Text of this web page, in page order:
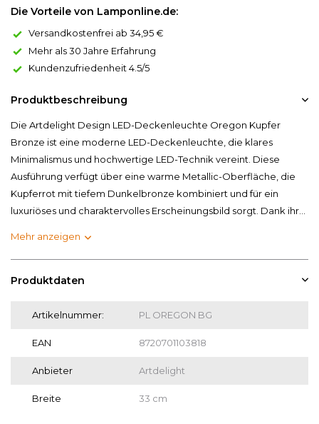
Die Vorteile von Lamponline.de:
Versandkostenfrei ab 34,95 €
Mehr als 30 Jahre Erfahrung
Kundenzufriedenheit 4.5/5
Produktbeschreibung
Die Artdelight Design LED-Deckenleuchte Oregon Kupfer
Bronze ist eine moderne LED-Deckenleuchte, die klares
Minimalismus und hochwertige LED-Technik vereint. Diese
Ausführung verfügt über eine warme Metallic-Oberfläche, die
Kupferrot mit tiefem Dunkelbronze kombiniert und für ein
luxuriöses und charaktervolles Erscheinungsbild sorgt. Dank ihr...
Mehr anzeigen
Produktdaten
Artikelnummer: PL OREGON BG
EAN 8720701103818
Anbieter Artdelight
Breite 33 cm